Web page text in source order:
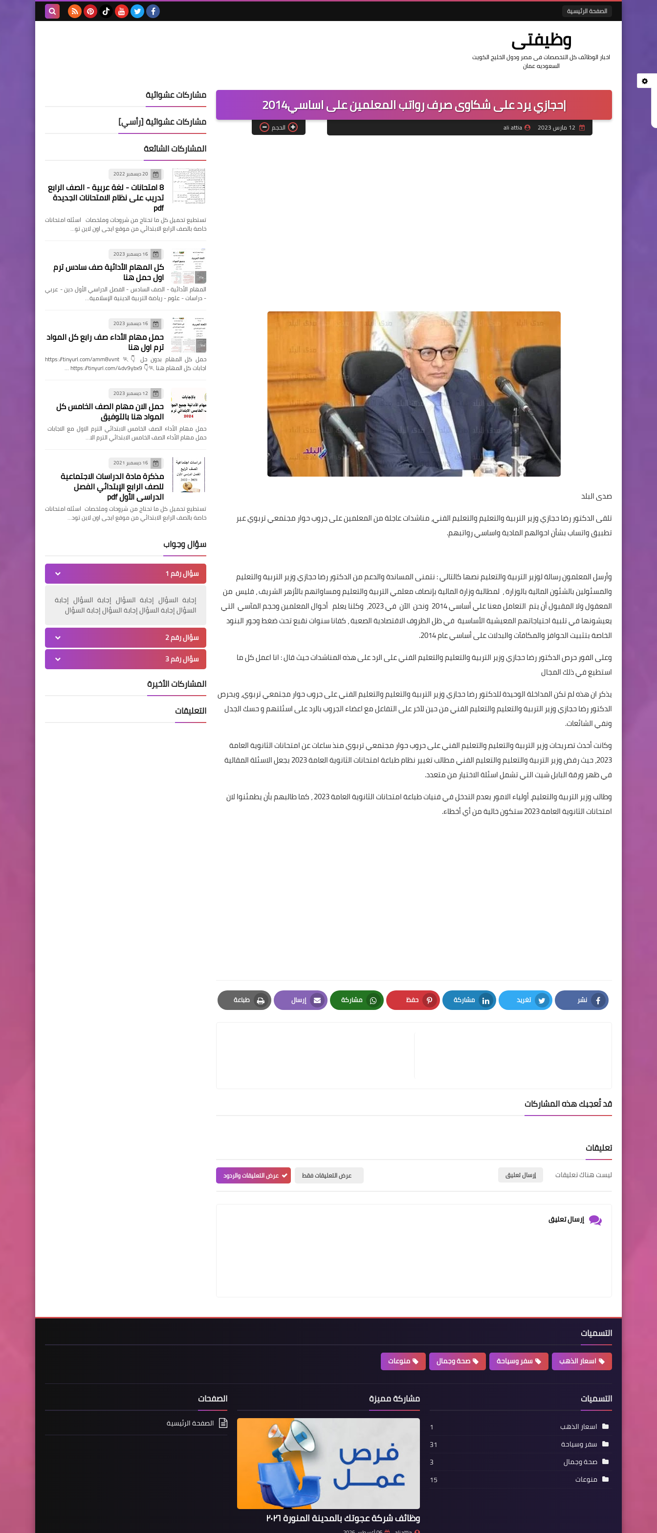
الصفحة الرئيسية
وظيفتى
اخبار الوظائف كل التخصصات فى مصر ودول الخليج الكويت
السعوديه عمان
|حجازي يرد على شكاوى صرف رواتب المعلمين على اساسي2014
ali attia الحجم
صدى البلد
تلقى الدكتور رضا حجازي وزير التربية والتعليم والتعليم الفني، مناشدات عاجلة من المعلمين على جروب حوار مجتمعي تربوي عبر
تطبيق واتساب بشأن احوالهم المادية واساسي رواتبهم.
وأرسل المعلمون رسالة لوزير التربية والتعليم نصها كالتالي : نتمنى المساندة والدعم من الدكتور رضا حجازي وزير التربية والتعليم
والمسئولين بالشئون المالية بالوزارة ، لمطالبة وزارة المالية بإنصاف معلمي التربية والتعليم ومساواتهم بالأزهر الشريف ، فليس من
المعقول ولا المقبول أن يتم التعامل معنا علي أساسي 2014 ونحن الآن في 2023، وكلنا يعلم أحوال المعلمين وحجم المآسي التي
يعيشونها في تلبية احتياجاتهم المعيشية الأساسية في ظل الظروف الاقتصادية الصعبة ، كفانا سنوات نقبع تحت ضغط وجور البنود
الخاصة بتثبيت الحوافز والمكافآت والبدلات على أساسي عام 2014.
وعلى الفور حرص الدكتور رضا حجازي وزير التربية والتعليم والتعليم الفني على الرد على هذه المناشدات حيث قال : انا اعمل كل ما
استطيع في ذلك المجال
يذكر ان هذه لم تكن المداخلة الوحيدة للدكتور رضا حجازي وزير التربية والتعليم والتعليم الفني على جروب حوار مجتمعي تربوي، ويحرص
الدكتور رضا حجازي وزير التربية والتعليم والتعليم الفني من حين لآخر على التفاعل مع اعضاء الجروب بالرد على اسئلتهم و حسك الجدل
ونفي الشائعات.
وكانت أحدث تصريحات وزير التربية والتعليم والتعليم الفني على حروب حوار مجتمعي تربوي منذ ساعات عن امتحانات الثانوية العامة
2023، حيث رفض وزير التربية والتعليم والتعليم الفني مطالب تغيير نظام طباعة امتحانات الثانوية العامة 2023 بجعل الاسئلة المقالية
في ظهر ورقة البابل شيت التي تشمل اسئلة الاختيار من متعدد.
وطالب وزير التربية والتعليم، أولياء الامور بعدم التدخل في فنيات طباعة امتحانات الثانوية العامة 2023 ، كما طالبهم بأن يطمئنوا لان
امتحانات الثانوية العامة 2023 ستكون خالية من أي أخطاء.
نشر
Facebook
تغريد
Twitter
مشاركة
LinkedIn
حفظ
Pinterest
مشاركة
Whatsapp
إرسال
Email
طباعة
Print
قد تُعجبك هذه المشاركات
تعليقات
ليست هناك تعليقات إرسال تعليق عرض التعليقات فقط عرض التعليقات والردود
إرسال تعليق
مشاركات عشوائية
مشاركات عشوائية [رأسي]
المشاركات الشائعة
20 ديسمبر 2022
8 امتحانات - لغة عربية - الصف الرابع
تدريب على نظام الامتحانات الجديدة
pdf
تستطيع تحميل كل ما تحتاج من شروحات وملخصات اسئله امتحانات
خاصة بالصف الرابع الابتدائي من موقع ايجى اون لاين تو…
16 ديسمبر 2023
كل المهام الأدائية صف سادس ترم
اول حمل هنا
المهام الأدائية - الصف السادس - الفصل الدراسي الأول دين - عربي
- دراسات - علوم - رياضة التربية الدينية الإسلامية…
16 ديسمبر 2023
حمل مهام الأداء صف رابع كل المواد
ترم اول هنا
حمل كل المهام بدون حل 👇🏃 https://tinyurl.com/amm8vvnt
اجابات كل المهام هنا 🏃👇 https://tinyurl.com/4dv9ybx9 …
12 ديسمبر 2023
حمل الان مهام الصف الخامس كل
المواد هنا بالتوفيق
حمل مهام الأداء الصف الخامس الابتدائي الترم الاول مع الاجابات
حمل مهام الأداء الصف الخامس الابتدائي الترم الا…
16 ديسمبر 2021
مذكرة مادة الدراسات الاجتماعية
للصف الرابع الإبتدائي الفصل
الدراسي الأول pdf
تستطيع تحميل كل ما تحتاج من شروحات وملخصات اسئله امتحانات
خاصة بالصف الرابع الابتدائي من موقع ايجى اون لاين تود…
سؤال وجواب
سؤال رقم 1
إجابة السؤال إجابة السؤال إجابة السؤال إجابة
السؤال إجابة السؤال إجابة السؤال إجابة السؤال
سؤال رقم 2
سؤال رقم 3
المشاركات الأخيرة
التعليقات
التسميات
اسعار الذهب سفر وسياحة صحة وجمال منوعات
التسميات
اسعار الذهب
1
سفر وسياحة
31
صحة وجمال
3
منوعات
15
مشاركة مميزة
وظائف شركة عجوتك بالمدينة المنورة ٢٠٢٦
الصفحات
الصفحة الرئيسية